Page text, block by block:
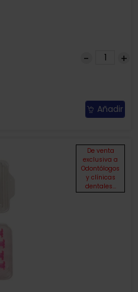
Añadir
De venta
exclusiva a
Odontólogos
y clínicas
dentales...